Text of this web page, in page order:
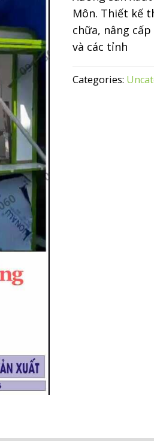
Môn. Thiết kế
chữa, nâng cấp
và các tỉnh
Categories: